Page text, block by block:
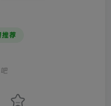
推荐